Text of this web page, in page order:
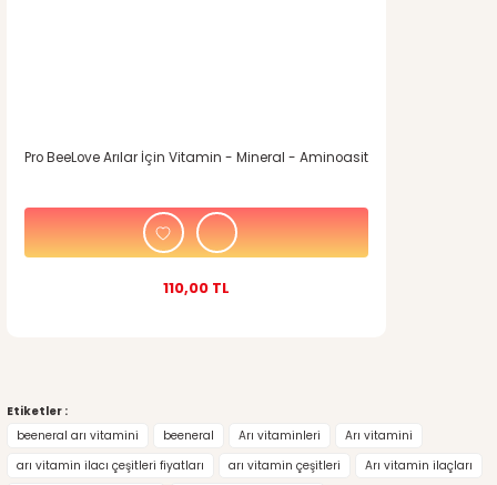
Pro BeeLove Arılar İçin Vitamin - Mineral - Aminoasit
110,00 TL
Etiketler :
beeneral arı vitamini
beeneral Arı vitaminleri
Arı vitamini
arı vitamin ilacı çeşitleri fiyatları
arı vitamin çeşitleri
Arı vitamin ilaçları